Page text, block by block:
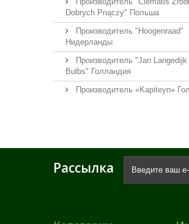
Dobrych Pnączy" Польша
Производитель "Hoogenraad"
Нидерланды
Производитель "Jan
Bulbs" Голландия
Производитель «Kapiteyn»
Рассылка